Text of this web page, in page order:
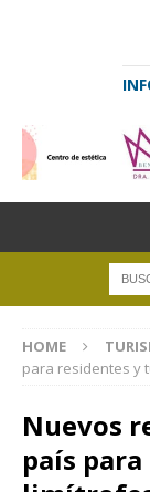
HOME
para residentes y
Nuevos
país